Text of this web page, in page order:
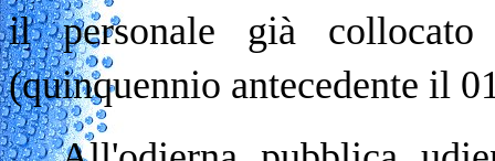
il personale già
(quinquennio antecedente il